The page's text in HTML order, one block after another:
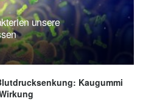
unsere
Kaugummi